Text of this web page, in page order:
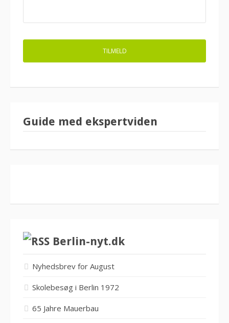
Guide med ekspertviden
Berlin-nyt.dk
Nyhedsbrev for August
Skolebesøg i Berlin 1972
65 Jahre Mauerbau